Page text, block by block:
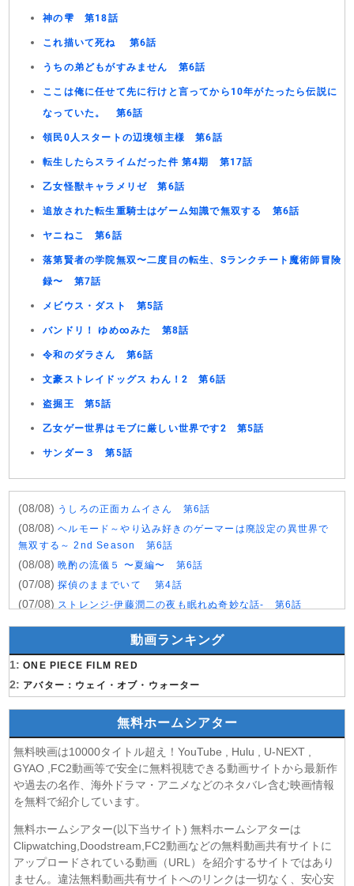
神の雫 第18話
これ描いて死ね 第6話
うちの弟どもがすみません 第6話
ここは俺に任せて先に行けと言ってから10年がたったら伝説に
なっていた。 第6話
領民0人スタートの辺境領主様 第6話
転生したらスライムだった件 第4期 第17話
乙女怪獣キャラメリゼ 第6話
追放された転生重騎士はゲーム知識で無双する 第6話
ヤニねこ 第6話
落第賢者の学院無双〜二度目の転生、Sランクチート魔術師冒険
録〜 第7話
メビウス・ダスト 第5話
バンドリ！ ゆめ∞みた 第8話
令和のダラさん 第6話
文豪ストレイドッグス わん！2 第6話
盗掘王 第5話
乙女ゲー世界はモブに厳しい世界です2 第5話
サンダー３ 第5話
(08/08) うしろの正面カムイさん 第6話
(08/08)ヘルモード～やり込み好きのゲーマーは廃設定の異世界で
無双する～ 2nd Season 第6話
(08/08)晩酌の流儀５ 〜夏編〜 第6話
(07/08)探偵のままでいて 第4話
(07/08) ストレンジ-伊藤潤二の夜も眠れぬ奇妙な話- 第6話
(07/08)逃げ上手の若君 第二期 第4話
神の雫 第18話
(07/08)うちの弟どもがすみません 第6話
(07/08)これ描いて死ね 第6話
説になっていた。 第6話
(07/08)領民0人スタートの辺境領主様 第6話
(07/08)しもべの王子様 第6話
(07/08) 転生したらスライムだった件 第4期 第17話
(07/08)金曜ロードショー 動画 2026年8月7日
(07/08) リーガルビート ー逆転の法廷ー 第3話
(07/08) 乙女怪獣キャラメリゼ 第6話
(07/08)チョッちゃん 第87話
動画ランキング
1: ONE PIECE FILM RED
2: アバター：ウェイ・オブ・ウォーター
無料ホームシアター
無料映画は10000タイトル超え！YouTube , Hulu , U-NEXT ,
GYAO ,FC2動画等で安全に無料視聴できる動画サイトから最新作
や過去の名作、海外ドラマ・アニメなどのネタバレ含む映画情報
を無料で紹介しています。
無料ホームシアター(以下当サイト) 無料ホームシアターは
Clipwatching,Doodstream,FC2動画などの無料動画共有サイトに
アップロードされている動画（URL）を紹介するサイトではあり
ません。違法無料動画共有サイトへのリンクは一切なく、安心安